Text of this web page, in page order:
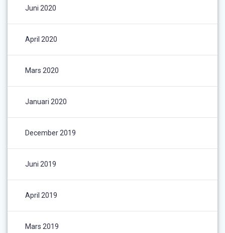
Juni 2020
April 2020
Mars 2020
Januari 2020
December 2019
Juni 2019
April 2019
Mars 2019